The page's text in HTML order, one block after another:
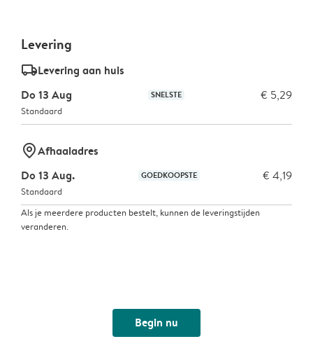
Levering
delivery_standard_v2Levering aan huis
Do 13 Aug
SNELSTE € 5,29
Standaard
marker-pinAfhaaladres
Do 13 Aug.
GOEDKOOPSTE € 4,19
Standaard
Als je meerdere producten bestelt, kunnen de leveringstijden
veranderen.
Begin nu